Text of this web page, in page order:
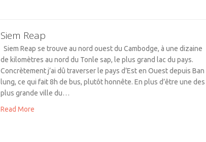
Siem Reap
Siem Reap se trouve au nord ouest du Cambodge, à une dizaine
de kilomètres au nord du Tonle sap, le plus grand lac du pays.
Concrètement j’ai dû traverser le pays d’Est en Ouest depuis Ban
lung, ce qui fait 8h de bus, plutôt honnête. En plus d’être une des
plus grande ville du…
Read More